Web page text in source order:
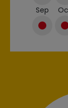
Sep